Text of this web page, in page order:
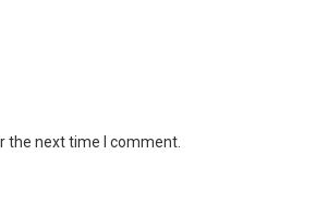
the next time I comment.